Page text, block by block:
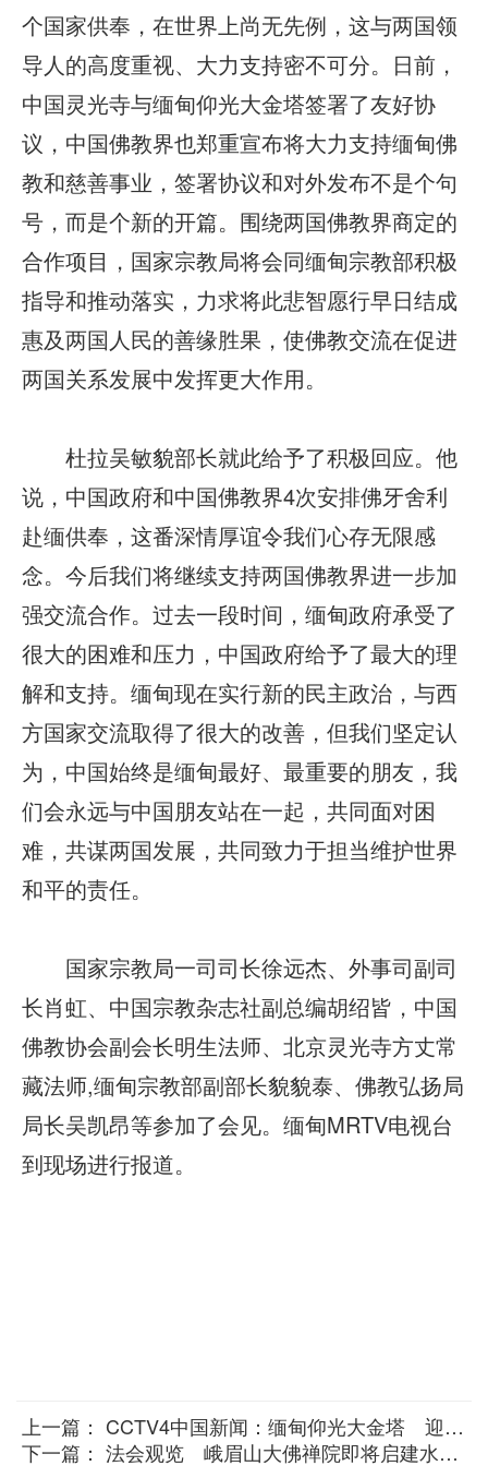
个国家供奉，在世界上尚无先例，这与两国领
导人的高度重视、大力支持密不可分。日前，
中国灵光寺与缅甸仰光大金塔签署了友好协
议，中国佛教界也郑重宣布将大力支持缅甸佛
教和慈善事业，签署协议和对外发布不是个句
号，而是个新的开篇。围绕两国佛教界商定的
合作项目，国家宗教局将会同缅甸宗教部积极
指导和推动落实，力求将此悲智愿行早日结成
惠及两国人民的善缘胜果，使佛教交流在促进
两国关系发展中发挥更大作用。
杜拉吴敏貌部长就此给予了积极回应。他
说，中国政府和中国佛教界4次安排佛牙舍利
赴缅供奉，这番深情厚谊令我们心存无限感
念。今后我们将继续支持两国佛教界进一步加
强交流合作。过去一段时间，缅甸政府承受了
很大的困难和压力，中国政府给予了最大的理
解和支持。缅甸现在实行新的民主政治，与西
方国家交流取得了很大的改善，但我们坚定认
为，中国始终是缅甸最好、最重要的朋友，我
们会永远与中国朋友站在一起，共同面对困
难，共谋两国发展，共同致力于担当维护世界
和平的责任。
国家宗教局一司司长徐远杰、外事司副司
长肖虹、中国宗教杂志社副总编胡绍皆，中国
佛教协会副会长明生法师、北京灵光寺方丈常
藏法师,缅甸宗教部副部长貌貌泰、佛教弘扬局
局长吴凯昂等参加了会见。缅甸MRTV电视台
到现场进行报道。
上一篇： CCTV4中国新闻：缅甸仰光大金塔 迎来2600周年庆典
下一篇： 法会观览 峨眉山大佛禅院即将启建水陆胜会